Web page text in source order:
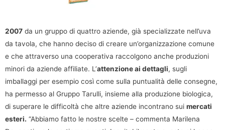
2007 da un gruppo di quattro aziende, già specializzate nell’uva
da tavola, che hanno deciso di creare un’organizzazione comune
e che attraverso una cooperativa raccolgono anche produzioni
minori da aziende affiliate. L’attenzione ai dettagli, sugli
imballaggi per esempio così come sulla puntualità delle consegne,
ha permesso al Gruppo Tarulli, insieme alla produzione biologica,
di superare le difficoltà che altre aziende incontrano sui mercati
esteri. “Abbiamo fatto le nostre scelte – commenta Marilena